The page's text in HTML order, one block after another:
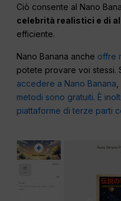
Ciò consente al Nano
celebrità realistici e di
efficiente.
Nano Banana anche offre
potete provare voi stessi.
accedere a Nano Banana
metodi sono gratuiti. È
piattaforme di terze parti